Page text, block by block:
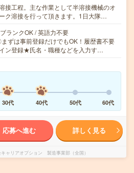
接工程。主な作業として半溶接機械のオ
ク溶接を行って頂きます。1日大隊…
ランクOK / 英語力不要
ずは事前登録だけでもOK！履歴書不要
ン登録★氏名・職種などを入力す…
30代 40代 50代 60代
応募へ進む 詳しく見る
ャリアオプション 製造事業部（全国）